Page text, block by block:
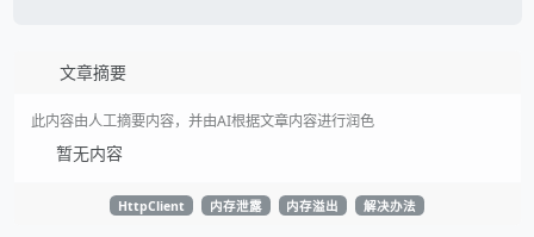
文章摘要
此内容由人工摘要内容，并由AI根据文章内容进行润色
暂无内容
HttpClient 内存泄露 内存溢出 解决办法